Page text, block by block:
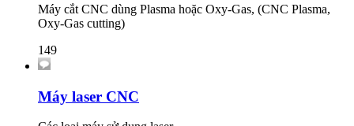
Máy cắt CNC dùng Plasma hoặc Oxy-Gas, (CNC Plasma,
Oxy-Gas cutting)
149
Máy laser CNC